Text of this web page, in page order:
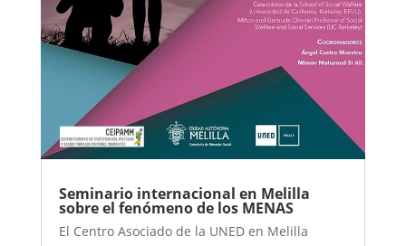
Seminario internacional en Melilla
sobre el fenómeno de los MENAS
El Centro Asociado de la UNED en Melilla